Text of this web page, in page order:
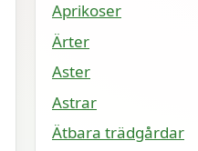
Aprikoser
Ärter
Aster
Astrar
Ätbara trädgårdar